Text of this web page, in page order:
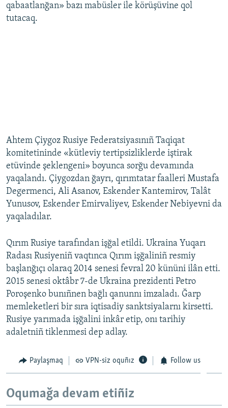
qabaatlanğan» bazı mabüsler ile körüşüvine qol
tutacaq.
Ahtem Çiygoz Rusiye Federatsiyasınıñ Taqiqat
komitetininde «kütleviy tertipsizliklerde iştirak
etüvinde şeklengeni» boyunca sorğu devamında
yaqalandı. Çiygozdan ğayrı, qırımtatar faalleri Mustafa
Degermenci, Ali Asanov, Eskender Kantemirov, Talât
Yunusov, Eskender Emirvaliyev, Eskеnder Nebiyevni da
yaqaladılar.
Qırım Rusiye tarafından işğal etildi. Ukraina Yuqarı
Radası Rusiyeniñ vaqtınca Qırım işğaliniñ resmiy
başlanğıçı olaraq 2014 senesi fevral 20 kününi ilân etti.
2015 senesi oktâbr 7-de Ukraina prezidenti Petro
Poroşenko bunıñnen bağlı qanunnı imzaladı. Ğarp
memleketleri bir sıra iqtisadiy sanktsiyalarnı kirsetti.
Rusiye yarımada işğalini inkâr etip, onı tarihiy
adaletniñ tiklenmesi dep adlay.
Paylaşmaq VPN-siz oquñız Follow us
Oqumağa devam etiñiz